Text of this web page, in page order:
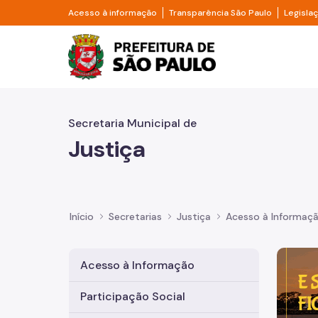
Pular para o Conteúdo principal
Acesso à informação Divisor de acesso à informação
Transparência São Paulo Divisor
Prefeitura de São
Secretaria Municipal de
Justiça
Início Secretarias Justiça Acesso à
Acesso à Informação
Participação Social